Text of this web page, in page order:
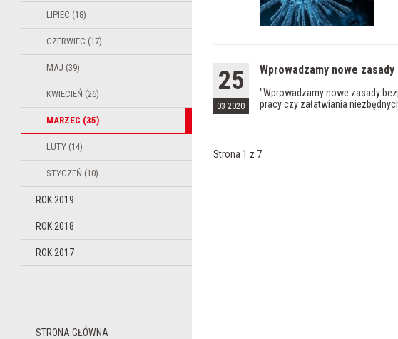
LIPIEC (18)
CZERWIEC (17)
MAJ (39)
KWIECIEŃ (26)
MARZEC (35)
LUTY (14)
STYCZEŃ (10)
ROK 2019
ROK 2018
ROK 2017
STRONA GŁÓWNA
25
03 2020
Wprowadzamy nowe
"Wprowadzamy nowe zasady
pracy czy załatwiania
Strona 1 z 7